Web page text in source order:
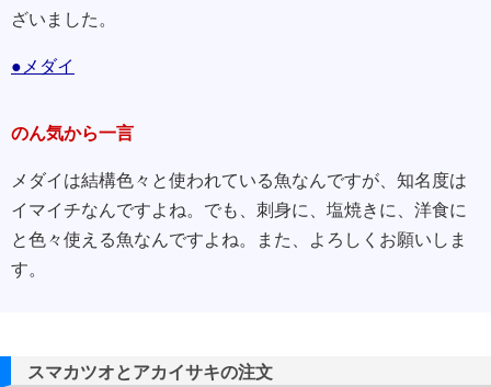
ざいました。
●メダイ
のん気から一言
メダイは結構色々と使われている魚なんですが、知名度は
イマイチなんですよね。でも、刺身に、塩焼きに、洋食に
と色々使える魚なんですよね。また、よろしくお願いしま
す。
スマカツオとアカイサキの注文